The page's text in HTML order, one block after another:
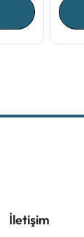
İletişim